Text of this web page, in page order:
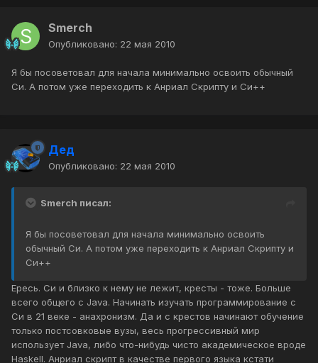
Smerch
Опубликовано: 22 мая 2010
Я бы посоветовал для начала минимально освоить обычный
Си. А потом уже переходить к Анриал Скрипту и Си++
Дед
Опубликовано: 22 мая 2010
Smerch писал:
Я бы посоветовал для начала минимально освоить
обычный Си. А потом уже переходить к Анриал Скрипту и
Си++
Ересь. Си и близко к нему не лежит, кресты - тоже. Больше
всего общего с Java. Начинать изучать программирование с
Си в 21 веке - анахронизм. Да и с крестов начинают обучение
только постсовковые вузы, весь прогрессивный мир
использует Java, либо что-нибудь чисто академическое вроде
Haskell. Анриал скрипт в качестве первого языка кстати